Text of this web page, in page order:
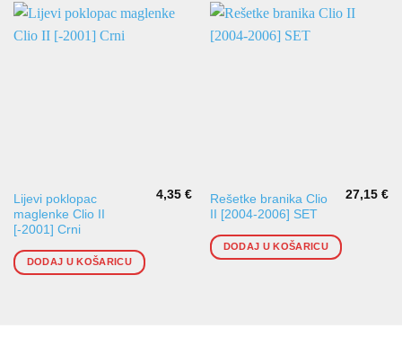
Lijevi poklopac
maglenke Clio II
[-2001] Crni
4,35€
DODAJ U KOŠARICU
Rešetke branika Clio
II [2004-2006] SET
27,15€
DODAJ U KOŠARICU